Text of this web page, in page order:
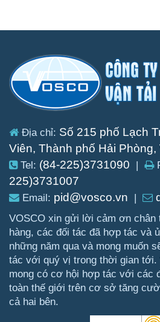
Địa chỉ: Số 215 phố Lạch
Viên, Thành phố Hải Phòng,
Tel: (84-225)3731090
225)3731007
Email: pid@vosco.vn
VOSCO xin gửi lời cảm ơn chân
hàng, các đối tác đã hợp tác và
những năm qua và mong muốn
tác với quý vị trong thời gian tới.
mong có cơ hội hợp tác với các
toàn thế giới trên cơ sở tăng
cả hai bên.